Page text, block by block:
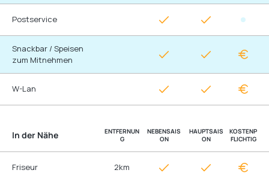
Postservice
Snackbar / Speisen
zum Mitnehmen
W-Lan
In der Nähe
ENTFERNUN
G
NEBENSAIS
ON
HAUPTSAIS
ON
KOSTENP
FLICHTIG
Friseur 2km